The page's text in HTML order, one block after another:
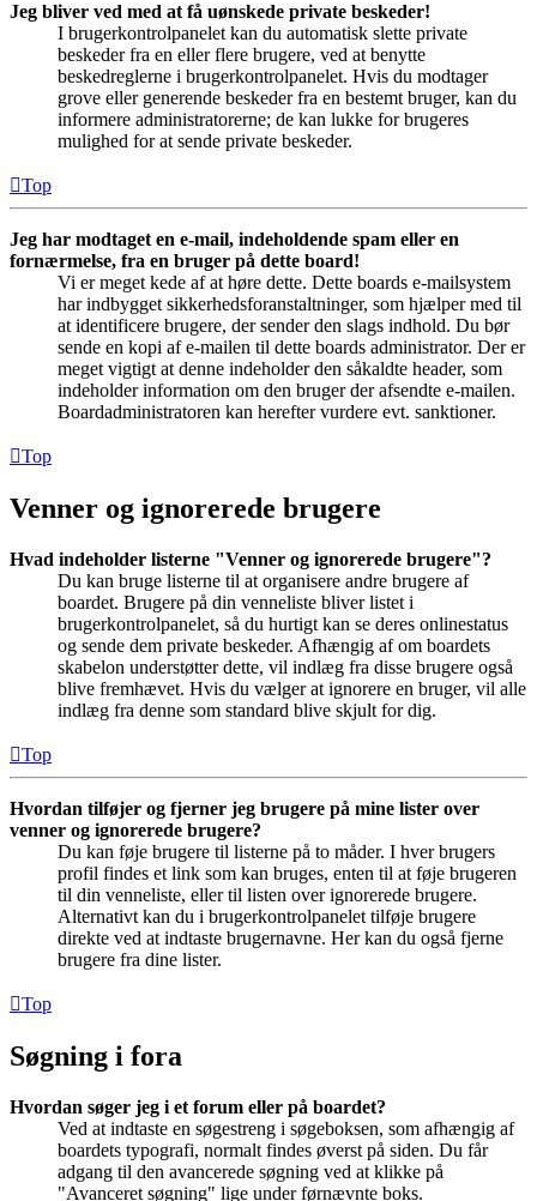
Jeg bliver ved med at få uønskede private beskeder!
I brugerkontrolpanelet kan du automatisk slette private
beskeder fra en eller flere brugere, ved at benytte
beskedreglerne i brugerkontrolpanelet. Hvis du modtager
grove eller generende beskeder fra en bestemt bruger, kan du
informere administratorerne; de kan lukke for brugeres
mulighed for at sende private beskeder.
Top
Jeg har modtaget en e-mail, indeholdende spam eller en
fornærmelse, fra en bruger på dette board!
Vi er meget kede af at høre dette. Dette boards e-mailsystem
har indbygget sikkerhedsforanstaltninger, som hjælper med til
at identificere brugere, der sender den slags indhold. Du bør
sende en kopi af e-mailen til dette boards administrator. Der er
meget vigtigt at denne indeholder den såkaldte header, som
indeholder information om den bruger der afsendte e-mailen.
Boardadministratoren kan herefter vurdere evt. sanktioner.
Top
Venner og ignorerede brugere
Hvad indeholder listerne "Venner og ignorerede brugere"?
Du kan bruge listerne til at organisere andre brugere af
boardet. Brugere på din venneliste bliver listet i
brugerkontrolpanelet, så du hurtigt kan se deres onlinestatus
og sende dem private beskeder. Afhængig af om boardets
skabelon understøtter dette, vil indlæg fra disse brugere også
blive fremhævet. Hvis du vælger at ignorere en bruger, vil alle
indlæg fra denne som standard blive skjult for dig.
Top
Hvordan tilføjer og fjerner jeg brugere på mine lister over
venner og ignorerede brugere?
Du kan føje brugere til listerne på to måder. I hver brugers
profil findes et link som kan bruges, enten til at føje brugeren
til din venneliste, eller til listen over ignorerede brugere.
Alternativt kan du i brugerkontrolpanelet tilføje brugere
direkte ved at indtaste brugernavne. Her kan du også fjerne
brugere fra dine lister.
Top
Søgning i fora
Hvordan søger jeg i et forum eller på boardet?
Ved at indtaste en søgestreng i søgeboksen, som afhængig af
boardets typografi, normalt findes øverst på siden. Du får
adgang til den avancerede søgning ved at klikke på
"Avanceret søgning" lige under førnævnte boks.